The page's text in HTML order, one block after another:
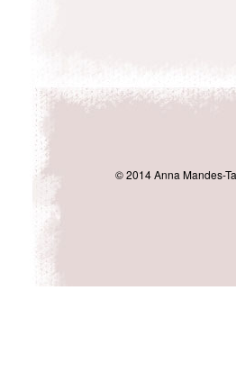
© 2014 Anna Mandes-